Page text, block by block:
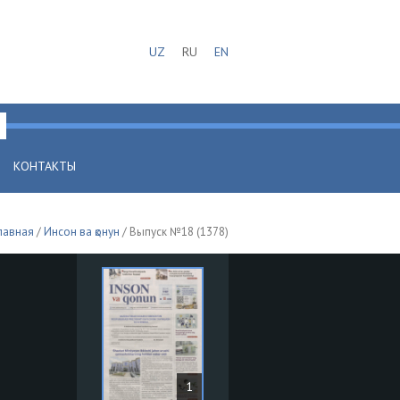
UZ RU EN
КОНТАКТЫ
/Инсон ва қонун / Выпуск №18 (1378)
1